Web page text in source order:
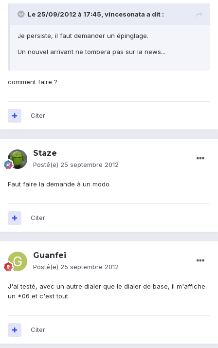
Le 25/09/2012 à 17:45, vincesonata a dit :
Je persiste, il faut demander un épinglage.
Un nouvel arrivant ne tombera pas sur la news...
comment faire ?
Citer
Staze
Posté(e) 25 septembre 2012
Faut faire la demande à un modo
Citer
Guanfei
Posté(e) 25 septembre 2012
J'ai testé, avec un autre dialer que le dialer de base, il m'affiche
un *06 et c'est tout.
Citer